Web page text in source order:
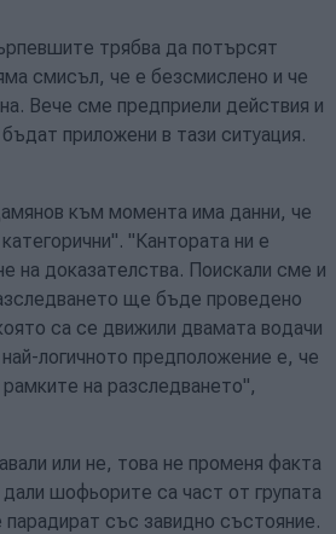
трябва да потърсят
смисъл, че е безсмислено и че
Вече сме предприели действия и
приложени в тази ситуация.
към момента има данни, че
"Кантората ни е
на доказателства. Поискали сме и
ще бъде проведено
са се движили двамата водачи
логичното предположение е, че
на разследването",
или не, това не променя факта
шофьорите са част от групата
със завидно състояние.